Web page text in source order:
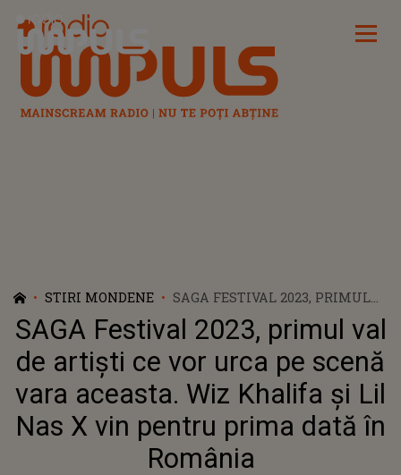
Radio Impuls
STIRI MONDENE
SAGA FESTIVAL 2023, PRIMUL
VAL DE ARTIȘTI CE VOR URCA PE
SCENĂ VARA ACEASTA. WIZ
KHALIFA ȘI LIL NAS X VIN
PENTRU PRIMA DATĂ ÎN
ROMÂNIA
SAGA Festival 2023, primul val
de artiști ce vor urca pe scenă
vara aceasta. Wiz Khalifa și Lil
Nas X vin pentru prima dată în
România